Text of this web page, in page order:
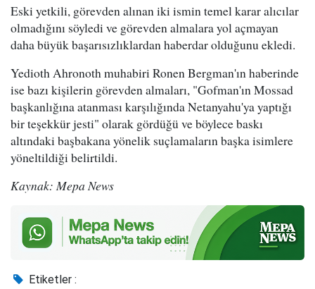
Eski yetkili, görevden alınan iki ismin temel karar alıcılar
olmadığını söyledi ve görevden almalara yol açmayan
daha büyük başarısızlıklardan haberdar olduğunu ekledi.
Yedioth Ahronoth muhabiri Ronen Bergman'ın haberinde
ise bazı kişilerin görevden almaları, "Gofman'ın Mossad
başkanlığına atanması karşılığında Netanyahu'ya yaptığı
bir teşekkür jesti" olarak gördüğü ve böylece baskı
altındaki başbakana yönelik suçlamaların başka isimlere
yöneltildiği belirtildi.
Kaynak: Mepa News
Etiketler :